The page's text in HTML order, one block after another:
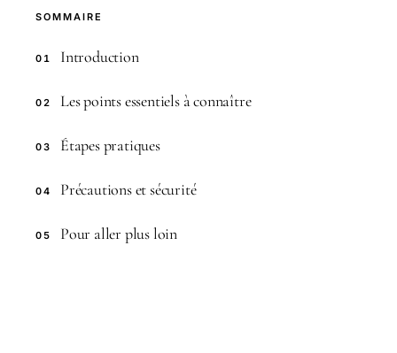
SOMMAIRE
01 Introduction
02 Les points essentiels à connaître
03 Étapes pratiques
04 Précautions et sécurité
05 Pour aller plus loin